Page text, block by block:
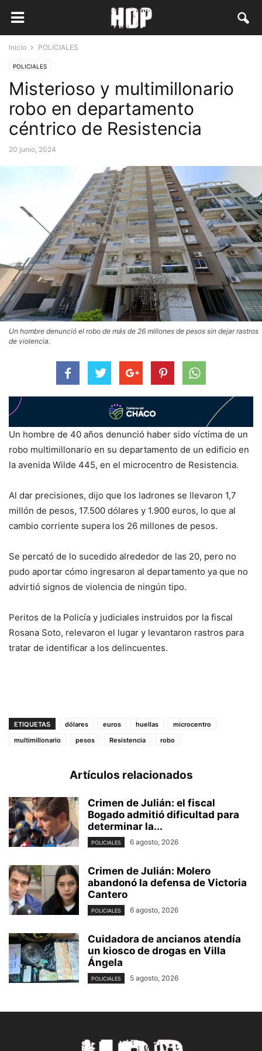
Inicio POLICIALES
POLICIALES
Misterioso y multimillonario
robo en departamento
céntrico de Resistencia
20 junio, 2024
Un hombre denunció el robo de más de 26 millones de pesos sin dejar rastros
de violencia.
Un hombre de 40 años denunció haber sido víctima de un
robo multimillonario en su departamento de un edificio en
la avenida Wilde 445, en el microcentro de Resistencia.
Al dar precisiones, dijo que los ladrones se llevaron 1,7
millón de pesos, 17.500 dólares y 1.900 euros, lo que al
cambio corriente supera los 26 millones de pesos.
Se percató de lo sucedido alrededor de las 20, pero no
pudo aportar cómo ingresaron al departamento ya que no
advirtió signos de violencia de ningún tipo.
Peritos de la Policía y judiciales instruidos por la fiscal
Rosana Soto, relevaron el lugar y levantaron rastros para
tratar de identificar a los delincuentes.
ETIQUETAS dólares euros huellas
microcentro
multimillonario
pesos Resistencia robo
Artículos relacionados
Crimen de Julián: el fiscal
Bogado admitió dificultad para
determinar la...
POLICIALES 6 agosto, 2026
Crimen de Julián: Molero
abandonó la defensa de Victoria
Cantero
POLICIALES 6 agosto, 2026
Cuidadora de ancianos atendía
un kiosco de drogas en Villa
Ángela
POLICIALES 5 agosto, 2026